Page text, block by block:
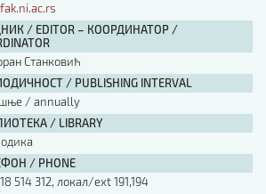
/ EDITOR – КООРДИНАТОР /
Станковић
/ PUBLISHING INTERVAL
/ annually
/ LIBRARY
/ PHONE
514 312, локал/ext 191,194